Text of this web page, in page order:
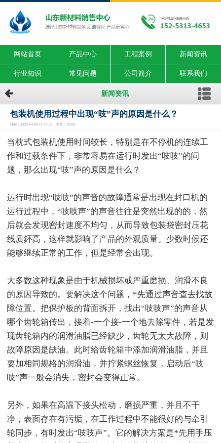
网站首页 产品中心 工程案例 新闻资讯
行业知识 常见问题 公司简介 联系我们
新闻资讯
包装机使用过程中出现“吱”声的原因是什么？
时间：2025-04-08 11:02:36 浏览：763次
当枕式包装机使用时间较长，特别是在不停机的连续工
作和过载条件下，非常容易在运行时发出“吱吱”的问
题，那么出现“吱”声的原因是什么？
运行时出现“吱吱”的声音的故障通常是出现在封口机的
运行过程中，“吱吱声”的声音往往是突然出现的的，然
后就会发现密封速度不均匀，从而导致包装袋密封压花
线质鈈高，这样就影响了产品的外观质量。少数时候还
能够继续正常的工作，但是经常会出现。
大多数这种现象是由于机械损坏或严重磨损、润滑不良
的原因导致的。要解决这个问题，*先通过声音查去找故
障位置。把保护板的背面拆开，找出“吱吱声”的声音从
哪个齿轮箱传出，接着-一个接-一个地去除零件，若是发
现齿轮箱内的润滑油脂已经缺少，齿轮无太大故障，则
故障原因是缺油。此时给齿轮箱中添加润滑油脂，并且
要加相同规格的润滑油，并拧紧螺丝恢复，启动后“吱
吱”声一般会消失，密封会变得正常。
另外，如果在高温下接头松动，磨损严重，并且不干
净，表面存在有污垢，在工作过程中不能很好的与牵引
轮同步，有时发出“吱吱声”。它的解决方案是*先用手压